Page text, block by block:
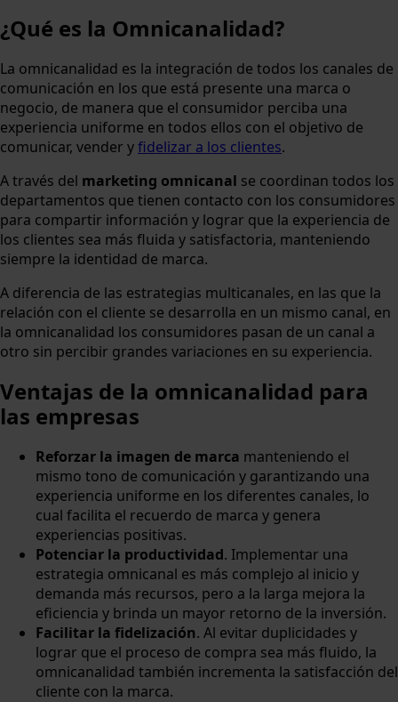
¿Qué es la Omnicanalidad?
La omnicanalidad es la integración de todos los canales de
comunicación en los que está presente una marca o
negocio, de manera que el consumidor perciba una
experiencia uniforme en todos ellos con el objetivo de
comunicar, vender yfidelizar a los clientes.
A través del marketing omnicanal se coordinan todos los
departamentos que tienen contacto con los consumidores
para compartir información y lograr que la experiencia de
los clientes sea más fluida y satisfactoria, manteniendo
siempre la identidad de marca.
A diferencia de las estrategias multicanales, en las que la
relación con el cliente se desarrolla en un mismo canal, en
la omnicanalidad los consumidores pasan de un canal a
otro sin percibir grandes variaciones en su experiencia.
Ventajas de la omnicanalidad para
las empresas
Reforzar la imagen de marca manteniendo el
mismo tono de comunicación y garantizando una
experiencia uniforme en los diferentes canales, lo
cual facilita el recuerdo de marca y genera
experiencias positivas.
Potenciar la productividad. Implementar una
estrategia omnicanal es más complejo al inicio y
demanda más recursos, pero a la larga mejora la
eficiencia y brinda un mayor retorno de la inversión.
Facilitar la fidelización. Al evitar duplicidades y
lograr que el proceso de compra sea más fluido, la
omnicanalidad también incrementa la satisfacción del
cliente con la marca.